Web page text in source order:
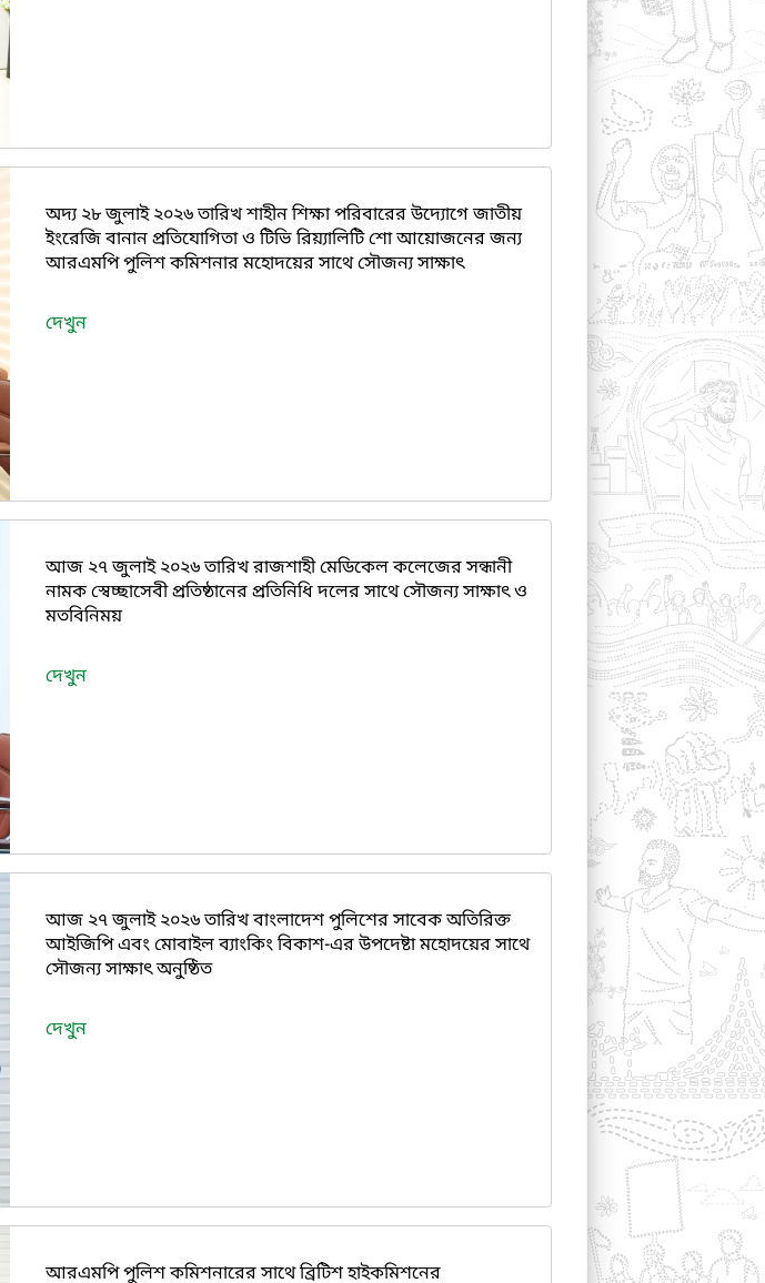
অদ্য ২৮ জুলাই ২০২৬ তারিখ শাহীন শিক্ষা পরিবারের উদ্যোগে জাতীয়
ইংরেজি বানান প্রতিযোগিতা ও টিভি রিয়্যালিটি শো আয়োজনের জন্য
আরএমপি পুলিশ কমিশনার মহোদয়ের সাথে সৌজন্য সাক্ষাৎ
দেখুন
আজ ২৭ জুলাই ২০২৬ তারিখ রাজশাহী মেডিকেল কলেজের সন্ধানী
নামক স্বেচ্ছাসেবী প্রতিষ্ঠানের প্রতিনিধি দলের সাথে সৌজন্য সাক্ষাৎ ও
মতবিনিময়
দেখুন
আজ ২৭ জুলাই ২০২৬ তারিখ বাংলাদেশ পুলিশের সাবেক অতিরিক্ত
আইজিপি এবং মোবাইল ব্যাংকিং বিকাশ-এর উপদেষ্টা মহোদয়ের সাথে
সৌজন্য সাক্ষাৎ অনুষ্ঠিত
দেখুন
আরএমপি পুলিশ কমিশনারের সাথে ব্রিটিশ হাইকমিশনের